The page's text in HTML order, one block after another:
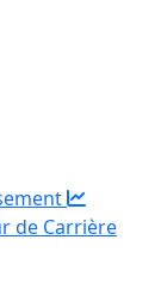
de Carrière